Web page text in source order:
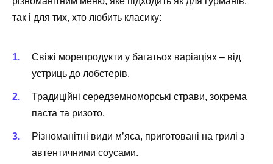
так і для тих, хто любить класику:
Свіжі морепродукти у багатьох варіаціях – від
устриць до лобстерів.
Традиційні середземноморські страви, зокрема
паста та ризото.
Різноманітні види м’яса, приготовані на грилі з
автентичними соусами.